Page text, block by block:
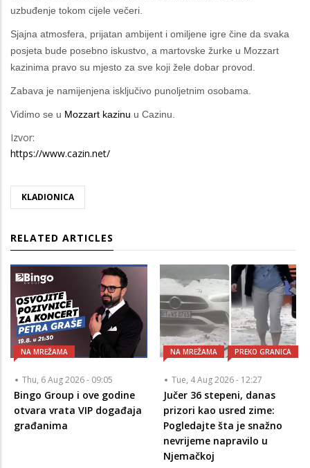
uzbuđenje tokom cijele večeri.
Sjajna atmosfera, prijatan ambijent i omiljene igre čine da svaka
posjeta bude posebno iskustvo, a martovske žurke u Mozzart
kazinima pravo su mjesto za sve koji žele dobar provod.
Zabava je namijenjena isključivo punoljetnim osobama.
Vidimo se u Mozzart kazinu u Cazinu.
Izvor:
https://www.cazin.net/
KLADIONICA
RELATED ARTICLES
NA MREŽAMA
Thu, 6 Aug 2026 - 09:05
Bingo Group i ove godine
otvara vrata VIP događaja
građanima
NA MREŽAMA PREKO GRANICA
Tue, 4 Aug 2026 - 12:27
Jučer 36 stepeni, danas
prizori kao usred zime:
Pogledajte šta je snažno
nevrijeme napravilo u
Njemačkoj